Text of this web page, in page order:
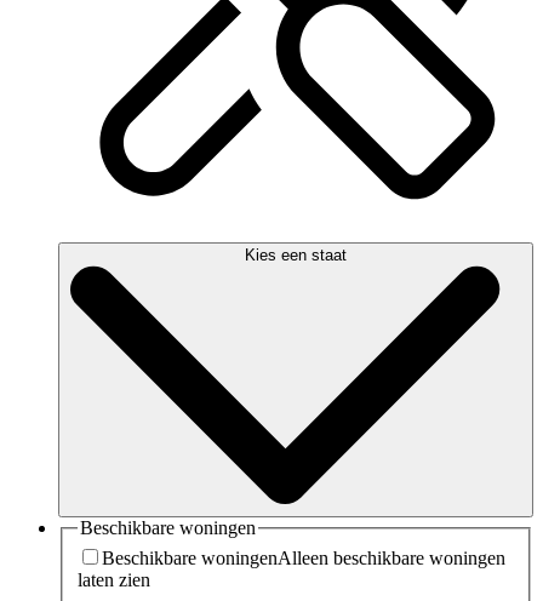
Kies een staat
Beschikbare woningen
Beschikbare woningenAlleen beschikbare woningen
laten zien